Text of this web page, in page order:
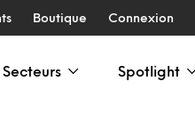
Boutique Connexion
Secteurs Spotlight